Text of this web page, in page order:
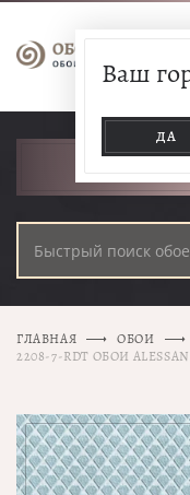
Ваш
ДА
ГЛАВНАЯ
ОБОИ
2208-7-RDT ОБОИ